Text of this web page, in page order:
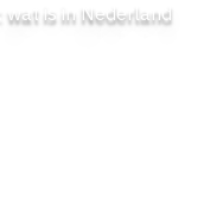
is in Nederland